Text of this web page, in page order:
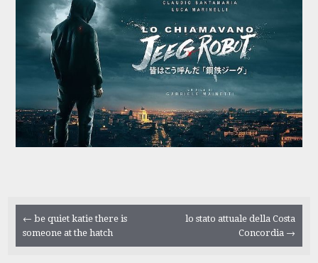
Navigazione
← be quiet katie there is
someone at the hatch
lo stato attuale della Costa
Concordia →